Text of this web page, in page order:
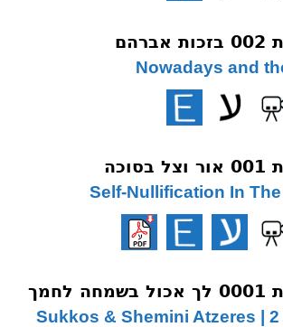
לחמך
0001 Sukkos & Shemini Atzeres |